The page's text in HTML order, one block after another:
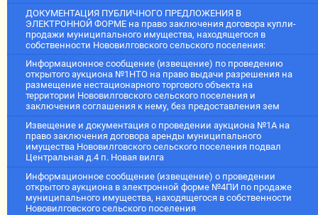
ДОКУМЕНТАЦИЯ ПУБЛИЧНОГО ПРЕДЛОЖЕНИЯ В
ЭЛЕКТРОННОЙ ФОРМЕ на право заключения договора купли-
продажи муниципального имущества, находящегося в
собственности Нововилговского сельского поселения:
Информационное сообщение (извещение) по проведению
открытого аукциона №1НТО на право выдачи разрешения на
размещение нестационарного торгового объекта на
территории Нововилговского сельского поселения и
заключения соглашения к нему, без предоставления зем
Извещение и документация о проведении аукциона №1А на
право заключения договора аренды муниципального
имущества Нововилговского сельского поселения подвал
Центральная д.4 п. Новая вилга
Информационное сообщение (извещение) о проведении
открытого аукциона в электронной форме №4ПИ по продаже
муниципального имущества, находящегося в собственности
Нововилговского сельского поселения